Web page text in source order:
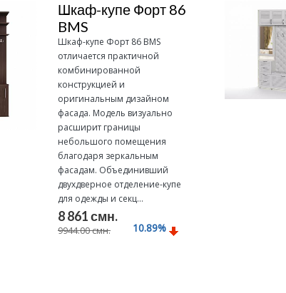
Шкаф-купе Форт 86
BMS
Шкаф-купе Форт 86 BMS
отличается практичной
комбинированной
конструкцией и
оригинальным дизайном
фасада. Модель визуально
расширит границы
небольшого помещения
благодаря зеркальным
фасадам. Объединивший
двухдверное отделение-купе
для одежды и секц...
8 861 смн.
9944.00 смн. 10.89%